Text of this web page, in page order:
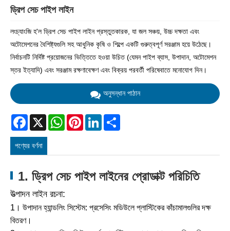
ড্রিপ সেচ পাইপ লাইন
লংচ্যাংজি হ'ল ড্রিপ সেচ পাইপ লাইন প্রস্তুতকারক, যা জল সঞ্চয়, উচ্চ দক্ষতা এবং
অটোমেশনের বৈশিষ্ট্যগুলি সহ আধুনিক কৃষি ও শিল্পে একটি গুরুত্বপূর্ণ সরঞ্জাম হয়ে উঠেছে।
নির্বাচনটি নির্দিষ্ট প্রয়োজনের ভিত্তিতে হওয়া উচিত (যেমন পাইপ ব্যাস, উপাদান, অটোমেশন
স্তর ইত্যাদি) এবং সরঞ্জাম রক্ষণাবেক্ষণ এবং বিক্রয় পরবর্তী পরিষেবাতে মনোযোগ দিন।
অনুসন্ধান পাঠান
Facebook
X WhatsAppPinterestLinkedIn
পণ্যের বর্ণনা
1. ড্রিপ সেচ পাইপ লাইনের প্রোডাক্ট পরিচিতি
উত্পাদন লাইন রচনা:
1। উপাদান হ্যান্ডলিং সিস্টেম: প্রসেসিং মডিউলে প্লাস্টিকের কাঁচামালগুলির দক্ষ
বিতরণ।